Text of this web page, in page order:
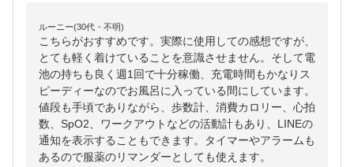
ルーニー(30代・不明)
こちらがおすすめです。実際に使用しての感想ですが、
とても軽く着けていることを意識させません。そして電
池の持ちも良く週1回で十分稼働、充電時間もかなりス
ピーディーなのでお風呂に入っている間にしています。
値段も手頃でありながら、歩数計、消費カロリー、心拍
数、SpO2、ワークアウトなどの活動計もあり、LINEの
通知を表示することもできます。タイマーやアラームも
あるので服薬のリマンダーとしても使えます。